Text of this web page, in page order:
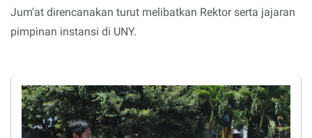
Jum'at direncanakan turut melibatkan Rektor serta jajaran
pimpinan instansi di UNY.